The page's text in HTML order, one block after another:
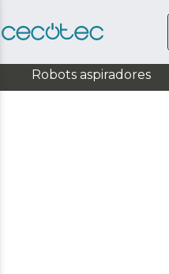
Robots aspiradores